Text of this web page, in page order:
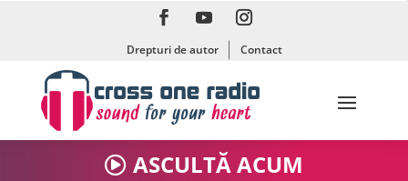
Drepturi de autor Contact
ASCULTĂ ACUM